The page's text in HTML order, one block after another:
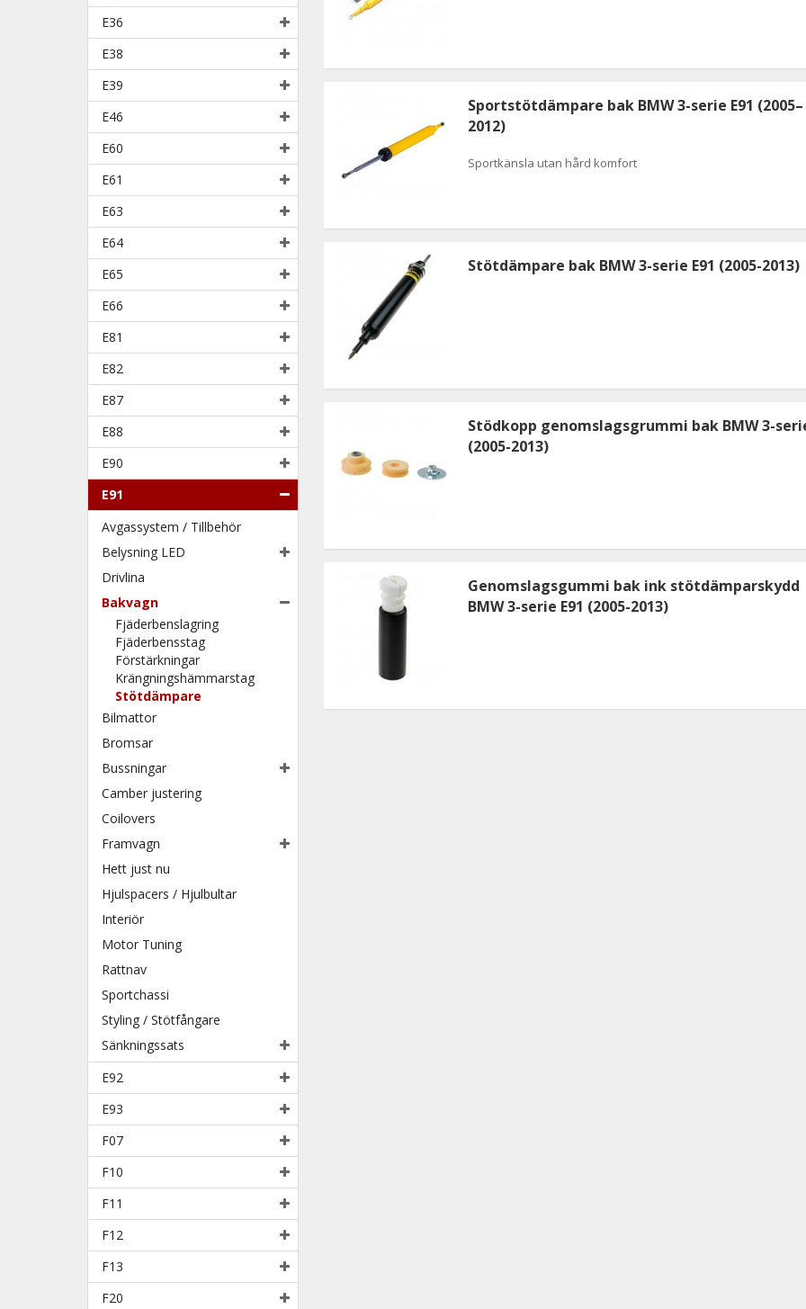
E36
E38
E39
E46
E60
E61
E63
E64
E65
E66
E81
E82
E87
E88
E90
E91
Avgassystem / Tillbehör
Belysning LED
Drivlina
Bakvagn
Fjäderbenslagring
Fjäderbensstag
Förstärkningar
Krängningshämmarstag
Stötdämpare
Bilmattor
Bromsar
Bussningar
Camber justering
Coilovers
Framvagn
Hett just nu
Hjulspacers / Hjulbultar
Interiör
Motor Tuning
Rattnav
Sportchassi
Styling / Stötfångare
Sänkningssats
E92
E93
F07
F10
F11
F12
F13
F20
Sportstötdämpare bak BMW 3-serie E91 (2005–
2012)
Sportkänsla utan hård komfort
Stötdämpare bak BMW 3-serie E91 (2005-2013)
Stödkopp genomslagsgrummi bak BMW 3-
(2005-2013)
Genomslagsgummi bak ink stötdämparskydd
BMW 3-serie E91 (2005-2013)